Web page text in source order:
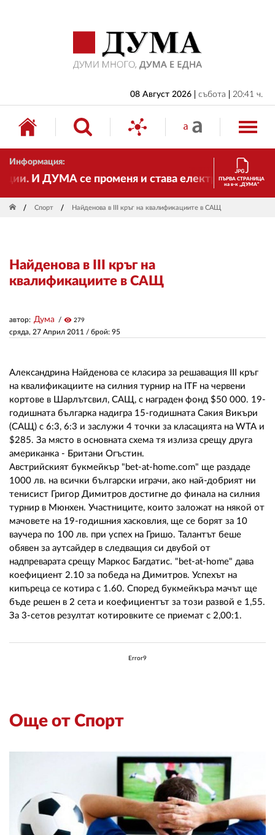
08 Август 2026 събота 20:41 ч.
Информация:
ДУМА се променя и става електронно
ПЪРВА СТРАНИЦА
на в-к „ДУМА“
Спорт Найденова в III кръг на квалификациите в САЩ
Найденова в III кръг на
квалификациите в САЩ
сряда, 27 Април 2011 / брой: 95
автор: Дума visibility 279
Александрина Найденова се класира за решаващия III кръг
на квалификациите на силния турнир на ITF на червени
кортове в Шарлътсвил, САЩ, с награден фонд $50 000. 19-
годишната българка надигра 15-годишната Сакия Викъри
(САЩ) с 6:3, 6:3 и заслужи 4 точки за класацията на WТА и
$285. За място в основната схема тя излиза срещу друга
американка - Британи Огъстин.
Австрийският букмейкър "bet-at-home.com" ще раздаде
1000 лв. на всички български играчи, ако най-добрият ни
тенисист Григор Димитров достигне до финала на силния
турнир в Мюнхен. Участниците, които заложат на някой от
мачовете на 19-годишния хасковлия, ще се борят за 10
ваучера по 100 лв. при успех на Гришо. Талантът беше
обявен за аутсайдер в следващия си двубой от
надпреварата срещу Маркос Багдатис. "bet-at-home" дава
коефициент 2.10 за победа на Димитров. Успехът на
кипъреца се котира с 1.60. Според букмейкъра мачът ще
бъде решен в 2 сета и коефициентът за този развой е 1,55.
За 3-сетов резултат котировките се приемат с 2,00:1.
Error9
Още от Спорт
БЪЛГАРИЯ
ИКОНОМИКА
ИЗБОРИ
СВЯТ
ДРУГИ
АВТОРИ
КОНТАКТИ
РЕКЛАМА
АБОНАМЕНТ
УСЛОВИЯ ЗА ПОЛЗВАНЕ
ПОЛИТИКА ЗА БИСКВИТКИТЕ
ПОВЕРИТЕЛНОСТ
02 975 20 35